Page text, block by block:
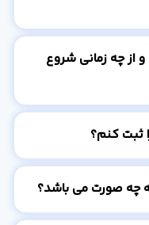
از چه زمانی شروع
ثبت کنم؟
چه صورت می باشد؟